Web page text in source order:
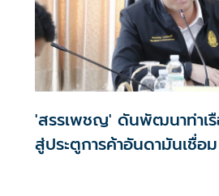
'สรรเพชญ' ดันพัฒนาท่าเ
สู่ประตูการค้าอันดามันเชื่อ